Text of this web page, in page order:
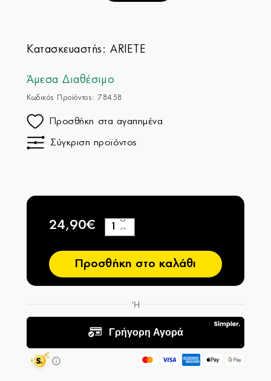
Κατασκευαστής:ARIETE
Άμεσα Διαθέσιμο
Κωδικός Προϊόντος: 78458
Προσθήκη στα αγαπημένα
Σύγκριση προϊόντος
24,90€
−
+
Προσθήκη στο καλάθι